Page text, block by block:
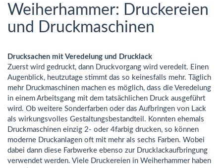
Weiherhammer: Druckereien
und Druckmaschinen
Drucksachen mit Veredelung und Drucklack
Zuerst wird gedruckt, dann Druckvorgang wird veredelt. Einen
Augenblick, heutzutage stimmt das so keinesfalls mehr. Täglich
mehr Druckmaschinen machen es möglich, dass die Veredelung
in einem Arbeitsgang mit dem tatsächlichen Druck ausgeführt
wird. Ob weitere Sonderfarben oder das Aufbringen von Lack
als wirkungsvolles Gestaltungsbestandteil. Konnten ehemals
Druckmaschinen einzig 2- oder 4farbig drucken, so können
moderne Druckanlagen oft mit mehr als sechs Farben. Wobei
dabei dann diese Farbwerke ebenso zur Drucklackaufbringung
verwendet werden. Viele Druckereien in Weiherhammer haben